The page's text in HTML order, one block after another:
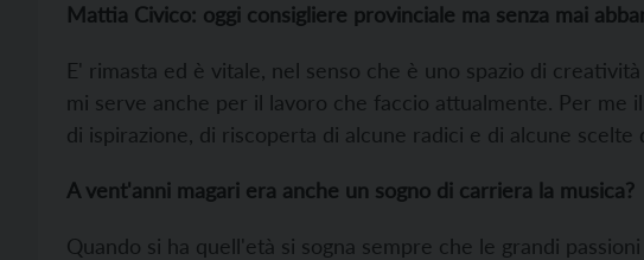
Mattia Civico: oggi consigliere provinciale ma senza mai
E' rimasta ed è vitale, nel senso che è uno spazio di
mi serve anche per il lavoro che faccio attualmente. Per me
di ispirazione, di riscoperta di alcune radici e di alcune scelte
A vent'anni magari era anche un sogno di carriera la musica?
Quando si ha quell'età si sogna sempre che le grandi